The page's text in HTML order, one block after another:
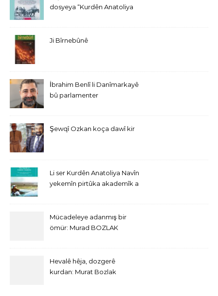
dosyeya “Kurdên Anatoliya
Ji Bîrnebûnê
İbrahim Benlî li Danîmarkayê
bû parlamenter
Şewqî Ozkan koça dawî kir
Li ser Kurdên Anatoliya Navîn
yekemîn pirtûka akademîk a
Mücadeleye adanmış bir
ömür: Murad BOZLAK
Hevalê hêja, dozgerê
kurdan: Murat Bozlak